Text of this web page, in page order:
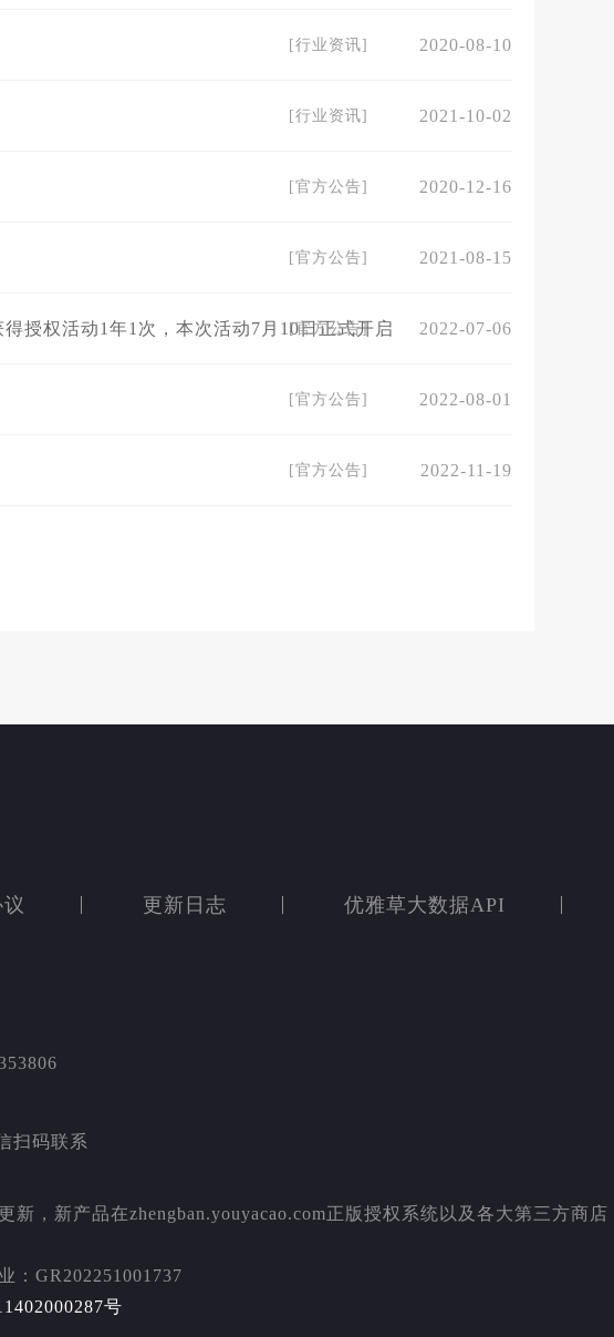
[行业资讯] 2020-08-10
[行业资讯] 2021-10-02
[官方公告] 2020-12-16
[官方公告] 2021-08-15
授权活动1年1次，本次活动7月10日正式开启
[官方公告] 2022-07-06
[官方公告] 2022-08-01
[官方公告] 2022-11-19
更新日志 优雅草大数据API
扫码联系
，新产品在zhengban.youyacao.com正版授权系统以及各大第三方商店
：GR202251001737
号